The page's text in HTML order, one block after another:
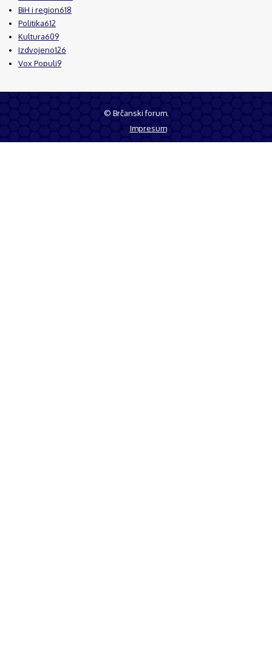
BiH i region618
Politika612
Kultura609
Izdvojeno126
Vox Populi9
© Brčanski forum.
Impresum